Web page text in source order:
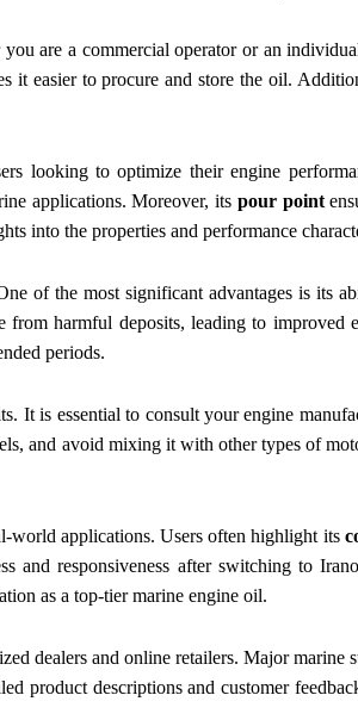
are a commercial operator or an
easier to procure and store the oil.
looking to optimize their engine
applications. Moreover, its pour point
into the properties and performance
of the most significant advantages is its
from harmful deposits, leading to
periods.
is essential to consult your engine
and avoid mixing it with other types of
world applications. Users often highlight its
and responsiveness after switching to
as a top-tier marine engine oil.
dealers and online retailers. Major
product descriptions and customer